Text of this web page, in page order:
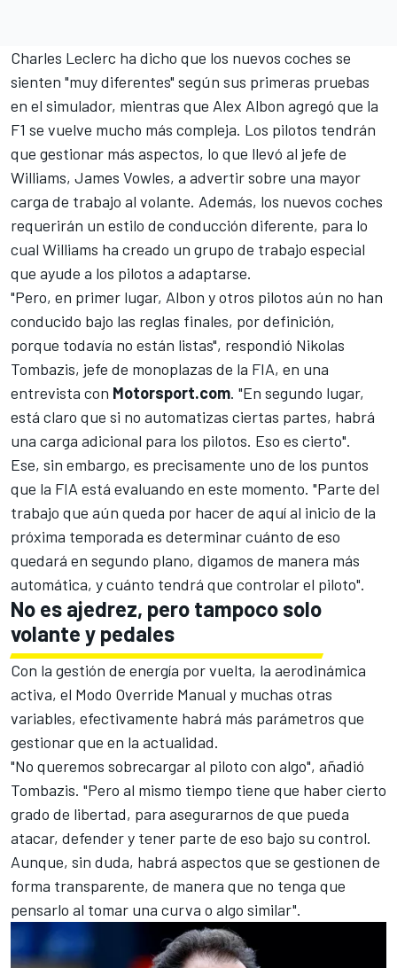
Charles Leclerc ha dicho que los nuevos coches se
sienten "muy diferentes" según sus primeras pruebas
en el simulador, mientras que Alex Albon agregó que la
F1 se vuelve mucho más compleja. Los pilotos tendrán
que gestionar más aspectos, lo que llevó al jefe de
Williams, James Vowles, a advertir sobre una mayor
carga de trabajo al volante. Además, los nuevos coches
requerirán un estilo de conducción diferente, para lo
cual Williams ha creado un grupo de trabajo especial
que ayude a los pilotos a adaptarse.
"Pero, en primer lugar, Albon y otros pilotos aún no han
conducido bajo las reglas finales, por definición,
porque todavía no están listas", respondió Nikolas
Tombazis, jefe de monoplazas de la FIA, en una
entrevista con Motorsport.com. "En segundo lugar,
está claro que si no automatizas ciertas partes, habrá
una carga adicional para los pilotos. Eso es cierto".
Ese, sin embargo, es precisamente uno de los puntos
que la FIA está evaluando en este momento. "Parte del
trabajo que aún queda por hacer de aquí al inicio de la
próxima temporada es determinar cuánto de eso
quedará en segundo plano, digamos de manera más
automática, y cuánto tendrá que controlar el piloto".
No es ajedrez, pero tampoco solo
volante y pedales
Con la gestión de energía por vuelta, la aerodinámica
activa, el Modo Override Manual y muchas otras
variables, efectivamente habrá más parámetros que
gestionar que en la actualidad.
"No queremos sobrecargar al piloto con algo", añadió
Tombazis. "Pero al mismo tiempo tiene que haber cierto
grado de libertad, para asegurarnos de que pueda
atacar, defender y tener parte de eso bajo su control.
Aunque, sin duda, habrá aspectos que se gestionen de
forma transparente, de manera que no tenga que
pensarlo al tomar una curva o algo similar".